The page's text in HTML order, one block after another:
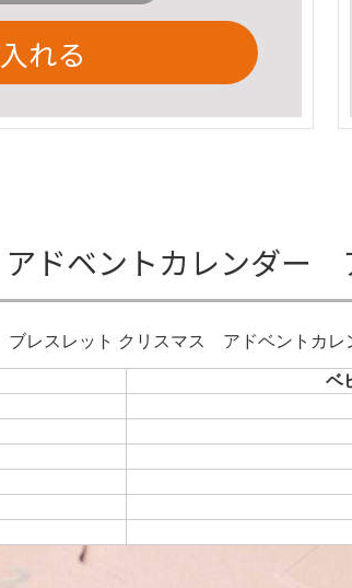
れる
ドベントカレンダー
レスレット クリスマス アドベントカ
ベ